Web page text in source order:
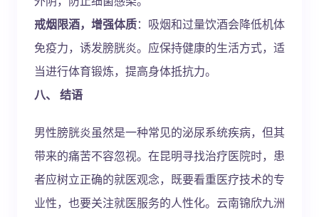
戒烟限酒，增强体质：吸烟和过量饮酒会降低机体
免疫力，诱发膀胱炎。应保持健康的生活方式，适
当进行体育锻炼，提高身体抵抗力。
八、 结语
男性膀胱炎虽然是一种常见的泌尿系统疾病，但其
带来的痛苦不容忽视。在昆明寻找治疗医院时，患
者应树立正确的就医观念，既要看重医疗技术的专
业性，也要关注就医服务的人性化。云南锦欣九洲